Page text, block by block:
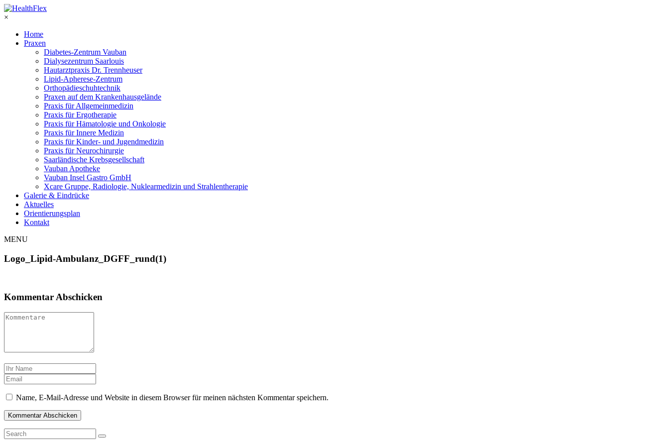
×
Home
Praxen
Diabetes-Zentrum Vauban
Dialysezentrum Saarlouis
Hautarztpraxis Dr. Trennheuser
Lipid-Apherese-Zentrum
Orthopädieschuhtechnik
Praxen auf dem Krankenhausgelände
Praxis für Allgemeinmedizin
Praxis für Ergotherapie
Praxis für Hämatologie und Onkologie
Praxis für Innere Medizin
Praxis für Kinder- und Jugendmedizin
Praxis für Neurochirurgie
Saarländische Krebsgesellschaft
Vauban Apotheke
Vauban Insel Gastro GmbH
Xcare Gruppe, Radiologie, Nuklearmedizin und Strahlentherapie
Galerie & Eindrücke
Aktuelles
Orientierungsplan
Kontakt
MENU
Logo_Lipid-Ambulanz_DGFF_rund(1)
Kommentar Abschicken
Name, E-Mail-Adresse und Website in diesem Browser für meinen nächsten Kommentar speichern.